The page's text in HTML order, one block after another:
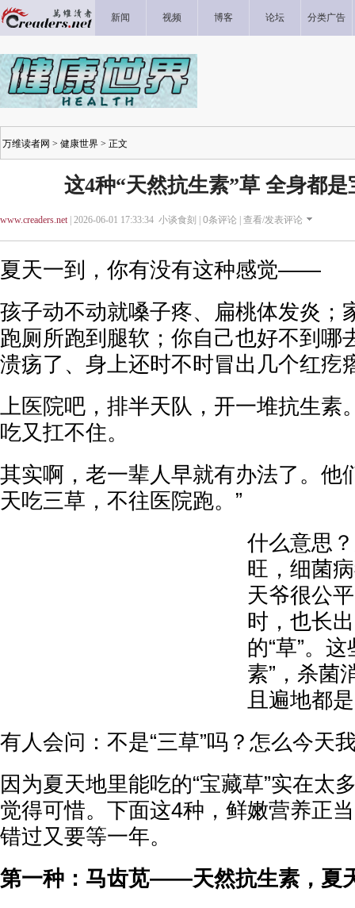
新闻 视频 博客 论坛 分类广告
万维读者网 > 健康世界 > 正文
这4种“天然抗生素”草 全身都
www.creaders.net| 2026-06-01 17:33:34 小谈食刻 | 0条评论 | 查看/发表评论
夏天一到，你有没有这种感觉——
孩子动不动就嗓子疼、扁桃体发炎；
跑厕所跑到腿软；你自己也好不到哪
溃疡了、身上还时不时冒出几个红
上医院吧，排半天队，开一堆抗生素
吃又扛不住。
其实啊，老一辈人早就有办法了。他
天吃三草，不往医院跑。”
什么意思
旺，细菌
天爷很公
时，也长
的“草”。
素”，杀菌
且遍地都
有人会问：不是“三草”吗？怎么今天
因为夏天地里能吃的“宝藏草”实在太
觉得可惜。下面这4种，鲜嫩营养正
错过又要等一年。
第一种：马齿苋——天然抗生素，夏